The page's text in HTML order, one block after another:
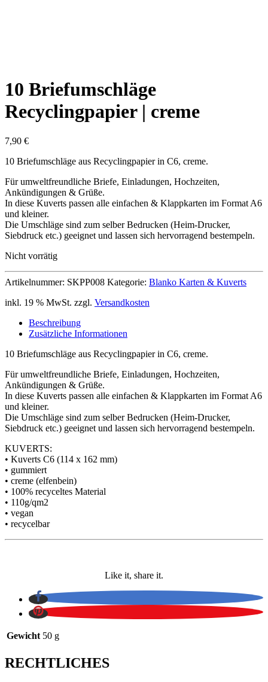
10 Briefumschläge
Recyclingpapier | creme
7,90 €
10 Briefumschläge aus Recyclingpapier in C6, creme.
Für umweltfreundliche Briefe, Einladungen, Hochzeiten,
Ankündigungen & Grüße.
In diese Kuverts passen alle einfachen & Klappkarten im Format A6
und kleiner.
Die Umschläge sind zum selber Bedrucken (Heim-Drucker,
Siebdruck etc.) geeignet und lassen sich hervorragend bestempeln.
Nicht vorrätig
Artikelnummer: SKPP008 Kategorie: Blanko Karten & Kuverts
inkl. 19 % MwSt. zzgl. Versandkosten
Beschreibung
Zusätzliche Informationen
10 Briefumschläge aus Recyclingpapier in C6, creme.
Für umweltfreundliche Briefe, Einladungen, Hochzeiten,
Ankündigungen & Grüße.
In diese Kuverts passen alle einfachen & Klappkarten im Format A6
und kleiner.
Die Umschläge sind zum selber Bedrucken (Heim-Drucker,
Siebdruck etc.) geeignet und lassen sich hervorragend bestempeln.
KUVERTS:
• Kuverts C6 (114 x 162 mm)
• gummiert
• creme (elfenbein)
• 100% recyceltes Material
• 110g/qm2
• vegan
• recycelbar
Like it, share it.
Gewicht 50 g
RECHTLICHES